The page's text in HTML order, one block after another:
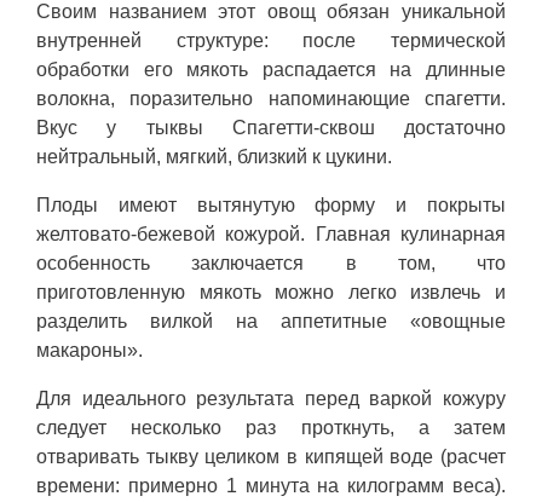
Своим названием этот овощ обязан уникальной
внутренней структуре: после термической
обработки его мякоть распадается на длинные
волокна, поразительно напоминающие спагетти.
Вкус у тыквы Спагетти-сквош достаточно
нейтральный, мягкий, близкий к цукини.
Плоды имеют вытянутую форму и покрыты
желтовато-бежевой кожурой. Главная кулинарная
особенность заключается в том, что
приготовленную мякоть можно легко извлечь и
разделить вилкой на аппетитные «овощные
макароны».
Для идеального результата перед варкой кожуру
следует несколько раз проткнуть, а затем
отваривать тыкву целиком в кипящей воде (расчет
времени: примерно 1 минута на килограмм веса).